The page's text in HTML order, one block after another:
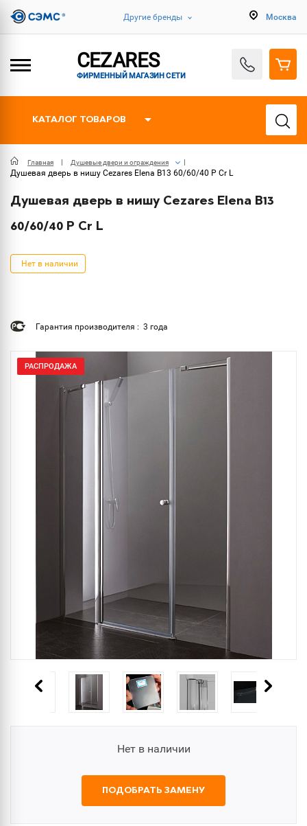
Другие бренды Москва
CEZARES
ФИРМЕННЫЙ МАГАЗИН СЕТИ
КАТАЛОГ ТОВАРОВ
Главная Душевые двери и ограждения
Душевая дверь в нишу Cezares Elena B13 60/60/40 P Cr L
Душевая дверь в нишу Cezares Elena B13
60/60/40 P Cr L
Нет в наличии
Гарантия производителя : 3 года
РАСПРОДАЖА
Нет в наличии
ПОДОБРАТЬ ЗАМЕНУ